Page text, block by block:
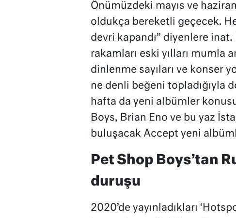
Önümüzdeki mayıs ve
oldukça bereketli geçecek.
devri kapandı” diyenlere
rakamları eski yılları
dinlenme sayıları ve konser
ne denli beğeni topladığıyla
hafta da yeni albümler
Boys, Brian Eno ve bu yaz
buluşacak Accept yeni
Pet Shop Boys’tan
duruşu
2020’de yayınladıkları